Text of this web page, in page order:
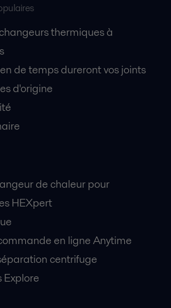
thermiques à
de temps dureront vos joints
d'origine
de chaleur pour
HEXpert
en ligne Anytime
centrifuge
Explore